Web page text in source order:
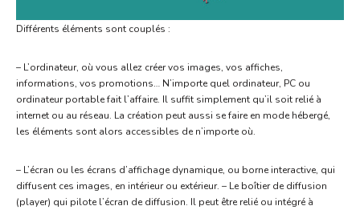
Différents éléments sont couplés :
– L’ordinateur, où vous allez créer vos images, vos affiches,
informations, vos promotions… N’importe quel ordinateur, PC ou
ordinateur portable fait l’affaire. Il suffit simplement qu’il soit relié à
internet ou au réseau. La création peut aussi se faire en mode hébergé,
les éléments sont alors accessibles de n’importe où.
– L’écran ou les écrans d’affichage dynamique, ou borne interactive, qui
diffusent ces images, en intérieur ou extérieur. – Le boîtier de diffusion
(player) qui pilote l’écran de diffusion. Il peut être relié ou intégré à